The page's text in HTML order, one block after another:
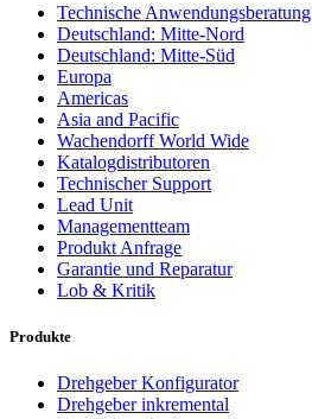
Technische Anwendungsberatung
Deutschland: Mitte-Nord
Deutschland: Mitte-Süd
Europa
Americas
Asia and Pacific
Wachendorff World Wide
Katalogdistributoren
Technischer Support
Lead Unit
Managementteam
Produkt Anfrage
Garantie und Reparatur
Lob & Kritik
Produkte
Drehgeber Konfigurator
Drehgeber inkremental